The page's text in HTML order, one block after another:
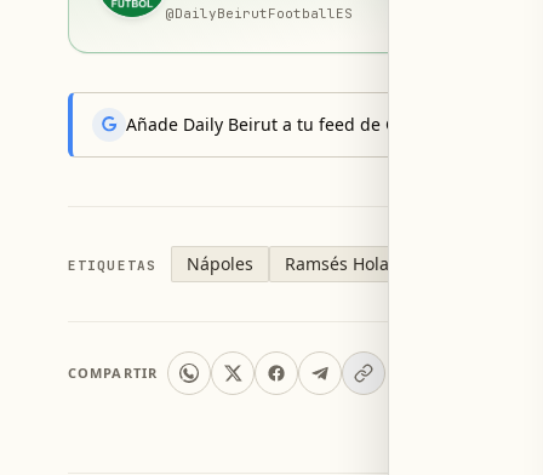
@DailyBeirutFootballES
Añade Daily Beirut a tu feed de Google News y
ETIQUETAS Nápoles Ramsés Holanda
COMPARTIR